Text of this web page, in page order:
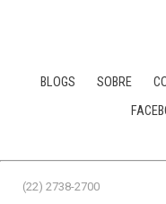
BLOGS SOBRE
(22) 2738-2700